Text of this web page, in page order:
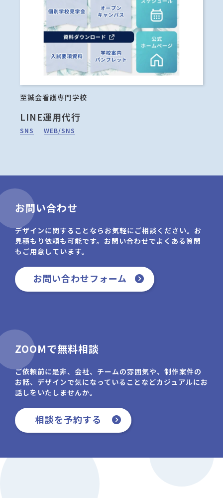
至誠会看護専門学校
LINE運用代行
SNS WEB/SNS
お問い合わせ
デザインに関することならお気軽にご相談ください。お
見積もり依頼も可能です。お問い合わせでよくある質問
もご用意しています。
お問い合わせフォーム
ZOOMで無料相談
ご依頼前に是非、会社、チームの雰囲気や、制作案件の
お話、デザインで気になっていることなどカジュアルにお
話しをいたしませんか。
相談を予約する